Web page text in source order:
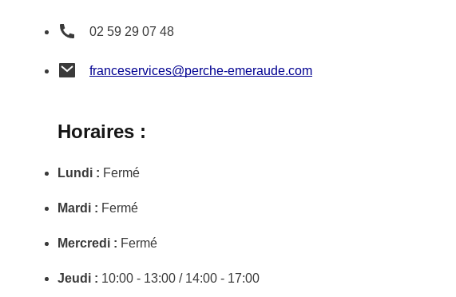
02 59 29 07 48
franceservices@perche-emeraude.com
Horaires :
Lundi : Fermé
Mardi : Fermé
Mercredi : Fermé
Jeudi : 10:00 - 13:00 / 14:00 - 17:00